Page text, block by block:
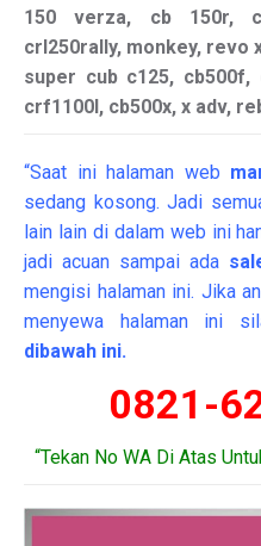
150 verza, cb 150r,
crl250rally, monkey, revo
super cub c125, cb500f,
crf1100l, cb500x, x adv,
“Saat ini halaman web
sedang kosong. Jadi
lain lain di dalam web ini
jadi acuan sampai ada
mengisi halaman ini. Jika
menyewa halaman ini
dibawah ini.
0821-
“Tekan No WA Di Atas